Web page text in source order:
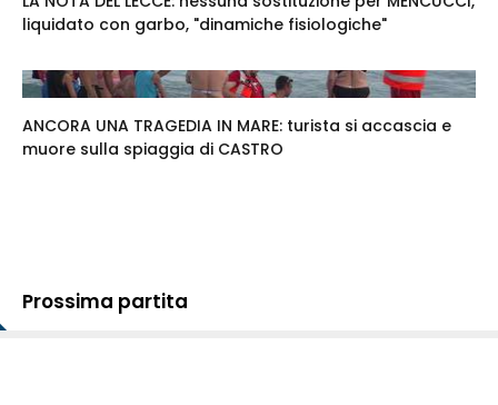
liquidato con garbo, "dinamiche fisiologiche"
ANCORA UNA TRAGEDIA IN MARE: turista si accascia e
muore sulla spiaggia di CASTRO
Prossima partita